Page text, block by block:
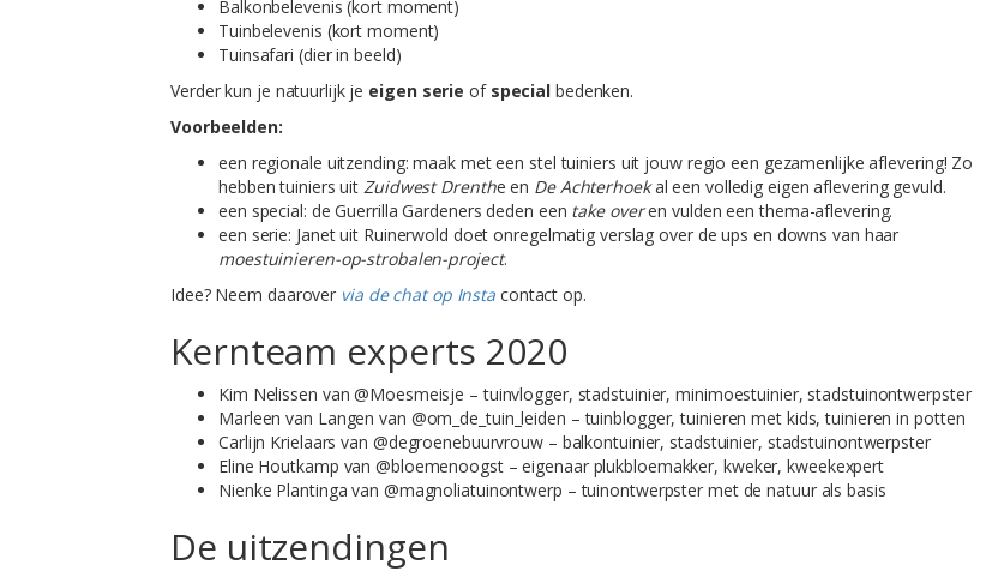
Balkonbelevenis (kort moment)
Tuinbelevenis (kort moment)
Tuinsafari (dier in beeld)
Verder kun je natuurlijk je eigen serie of special bedenken.
Voorbeelden:
een regionale uitzending: maak met een stel tuiniers uit jouw regio een gezamenlijke aflevering! Zo
hebben tuiniers uitZuidwest Drenthe en De Achterhoekal een volledig eigen aflevering gevuld.
een special: de Guerrilla Gardeners deden een take overen vulden een thema-aflevering.
een serie: Janet uit Ruinerwold doet onregelmatig verslag over de ups en downs van haar
moestuinieren-op-strobalen-project.
Idee? Neem daarover via de chat op Insta contact op.
Kernteam experts 2020
Kim Nelissen van @Moesmeisje – tuinvlogger, stadstuinier, minimoestuinier, stadstuinontwerpster
Marleen van Langen van @om_de_tuin_leiden – tuinblogger, tuinieren met kids, tuinieren in potten
Carlijn Krielaars van @degroenebuurvrouw – balkontuinier, stadstuinier, stadstuinontwerpster
Eline Houtkamp van @bloemenoogst – eigenaar plukbloemakker, kweker, kweekexpert
Nienke Plantinga van @magnoliatuinontwerp – tuinontwerpster met de natuur als basis
De uitzendingen